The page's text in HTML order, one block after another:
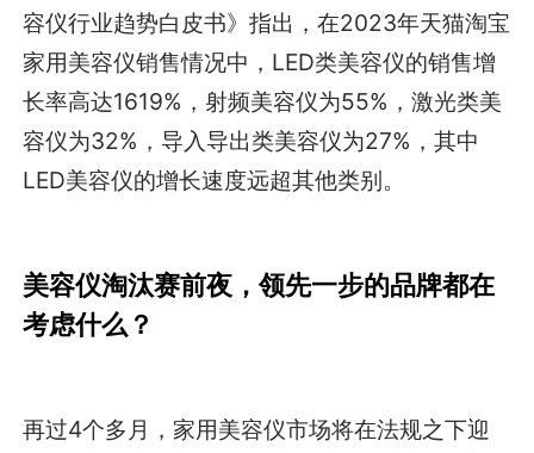
容仪行业趋势白皮书》指出，在2023年天猫淘宝
家用美容仪销售情况中，LED类美容仪的销售增
长率高达1619%，射频美容仪为55%，激光类美
容仪为32%，导入导出类美容仪为27%，其中
LED美容仪的增长速度远超其他类别。
美容仪淘汰赛前夜，领先一步的品牌都在
考虑什么？
再过4个多月，家用美容仪市场将在法规之下迎